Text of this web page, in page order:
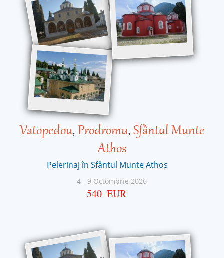
Vatopedou,Prodromu,Sfântul Munte
Athos
Pelerinaj în Sfântul Munte Athos
4 - 9 Octombrie 2026
540 EUR